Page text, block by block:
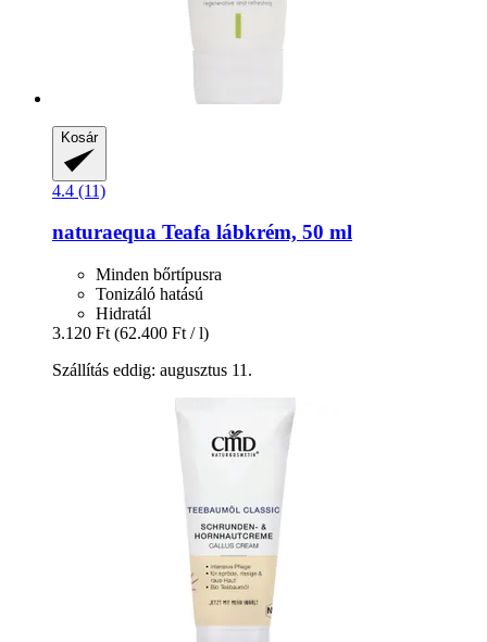
Kosár
4.4 (11)
naturaequa Teafa lábkrém, 50 ml
Minden bőrtípusra
Tonizáló hatású
Hidratál
3.120 Ft (62.400 Ft / l)
Szállítás eddig: augusztus 11.